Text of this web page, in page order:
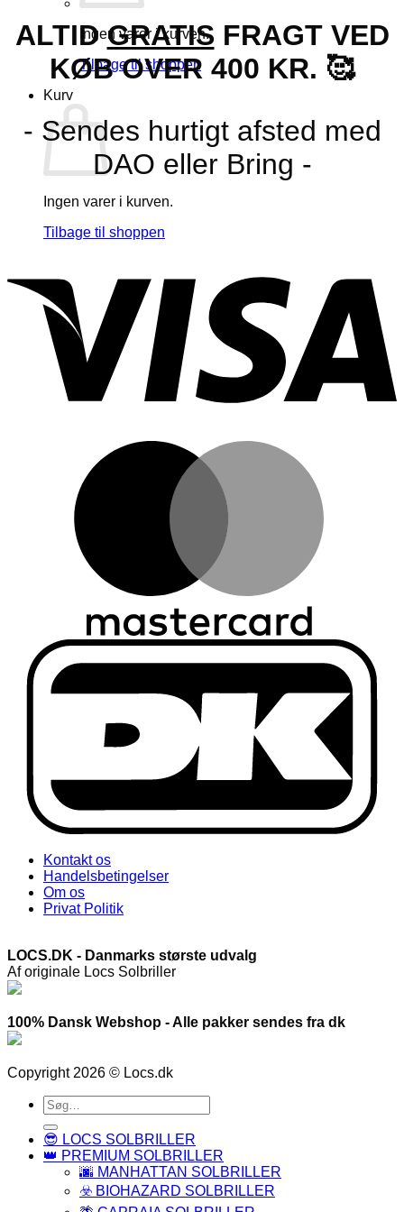
Ingen varer i kurven.
Tilbage til shoppen
Kurv
Ingen varer i kurven.
Tilbage til shoppen
ALTIDGRATIS FRAGT VED
KØB OVER 400 KR. 🥰
- Sendes hurtigt afsted med
DAO eller Bring -
Kontakt os
Handelsbetingelser
Om os
Privat Politik
LOCS.DK - Danmarks største udvalg
Af originale Locs Solbriller
100% Dansk Webshop - Alle pakker sendes fra dk
Copyright 2026 © Locs.dk
Søg
efter:
😎 LOCS SOLBRILLER
👑 PREMIUM SOLBRILLER
🌆 MANHATTAN SOLBRILLER
☣️ BIOHAZARD SOLBRILLER